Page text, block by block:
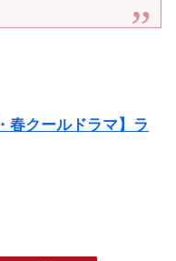
春クールドラマ】ラ